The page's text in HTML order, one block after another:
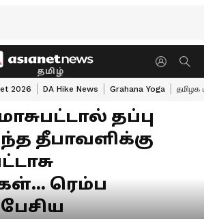
தமிழ்
2026 DA Hike News Grahana Yoga தமிழக
தப்பு
தீபாவளிக்கு
ரெம்ப